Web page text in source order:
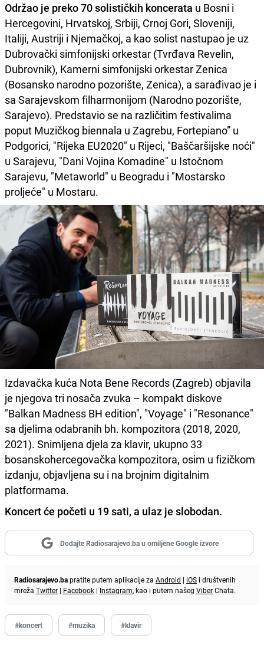
Održao je preko 70 solističkih koncerata u Bosni i
Hercegovini, Hrvatskoj, Srbiji, Crnoj Gori, Sloveniji,
Italiji, Austriji i Njemačkoj, a kao solist nastupao je uz
Dubrovački simfonijski orkestar (Tvrđava Revelin,
Dubrovnik), Kamerni simfonijski orkestar Zenica
(Bosansko narodno pozorište, Zenica), a sarađivao je i
sa Sarajevskom filharmonijom (Narodno pozorište,
Sarajevo). Predstavio se na različitim festivalima
poput Muzičkog biennala u Zagrebu, Fortepiano” u
Podgorici, "Rijeka EU2020" u Rijeci, "Baščaršijske noći"
u Sarajevu, "Dani Vojina Komadine" u Istočnom
Sarajevu, "Metaworld" u Beogradu i "Mostarsko
proljeće" u Mostaru.
Izdavačka kuća Nota Bene Records (Zagreb) objavila
je njegova tri nosača zvuka – kompakt diskove
"Balkan Madness BH edition", "Voyage" i "Resonance"
sa djelima odabranih bh. kompozitora (2018, 2020,
2021). Snimljena djela za klavir, ukupno 33
bosanskohercegovačka kompozitora, osim u fizičkom
izdanju, objavljena su i na brojnim digitalnim
platformama.
Koncert će početi u 19 sati, a ulaz je slobodan.
Dodajte Radiosarajevo.ba u omiljene Google izvore
Radiosarajevo.bapratite putem aplikacije za Android | iOS i društvenih
mreža Twitter | Facebook | Instagram, kao i putem našeg ViberChata.
#koncert #muzika #klavir